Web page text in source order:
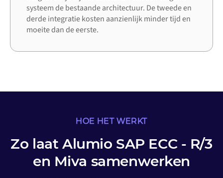
systeem de bestaande architectuur. De tweede en
derde integratie kosten aanzienlijk minder tijd en
moeite dan de eerste.
HOE HET WERKT
Zo laat Alumio SAP ECC - R/3
en Miva samenwerken